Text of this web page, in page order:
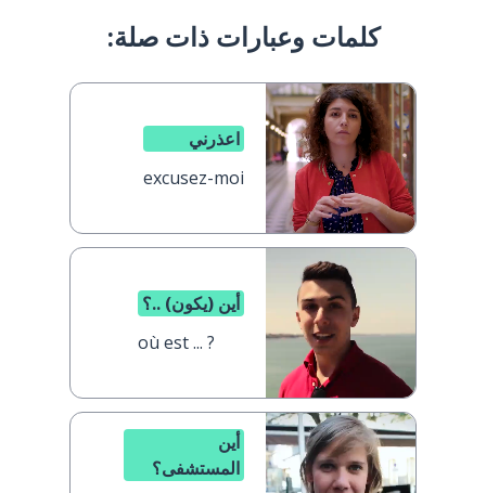
كلمات وعبارات ذات صلة:
اعذرني
excusez-moi
أين (يكون) ..؟
où est ... ?
أين
المستشفى؟